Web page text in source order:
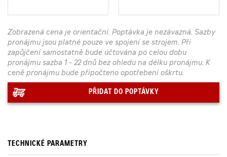
Zobrazená cena je orientační. Poptávka je nezávazná. Sazby
pronájmu jsou platné pouze ve spojení se strojem. Při
zapůjčení samostatně bude účtována po celou dobu
pronájmu sazba 1 - 22 dnů bez ohledu na délku pronájmu. K
ceně pronájmu bude připočteno opotřebení oškrtu.
PŘIDAT DO POPTÁVKY
TECHNICKÉ PARAMETRY